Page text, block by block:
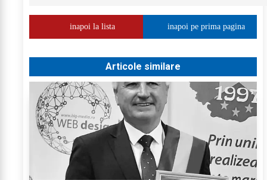
inapoi la lista inapoi pe prima pagina
Articole similare